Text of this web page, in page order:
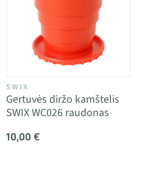
SWIX
Gertuvės diržo kamštelis
SWIX WC026 raudonas
10,00 €